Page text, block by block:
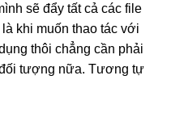
sẽ đẩy tất cả các file
khi muốn thao tác với
thôi chẳng cần phải
tượng nữa. Tương tự